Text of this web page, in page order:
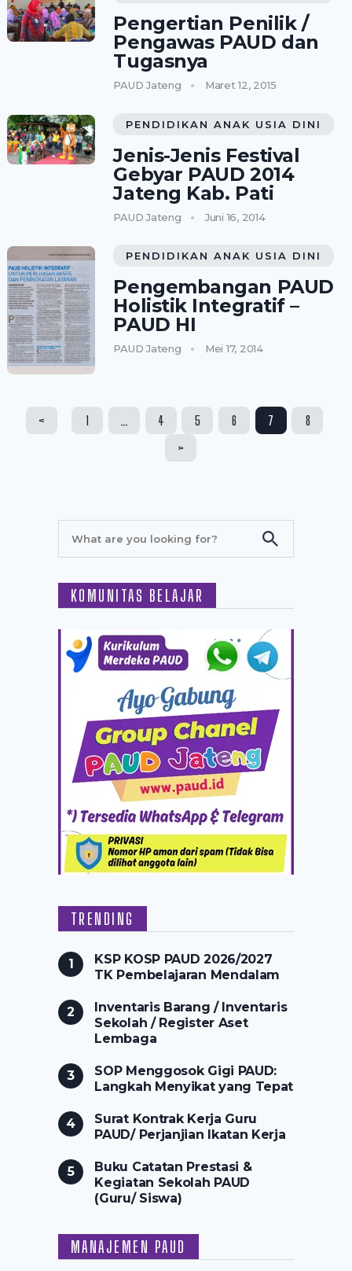
Pengertian Penilik /
Pengawas PAUD dan
Tugasnya
PAUD Jateng Maret 12, 2015
PENDIDIKAN ANAK USIA DINI
Jenis-Jenis Festival
Gebyar PAUD 2014
Jateng Kab. Pati
PAUD Jateng Juni 16, 2014
PENDIDIKAN ANAK USIA DINI
Pengembangan PAUD
Holistik Integratif –
PAUD HI
PAUD Jateng Mei 17, 2014
Paginasi
< 1 4 5 6 7
8
>
KOMUNITAS BELAJAR
TRENDING
KSP KOSP PAUD 2026/2027
TK Pembelajaran Mendalam
Inventaris Barang / Inventaris
Sekolah / Register Aset
Lembaga
SOP Menggosok Gigi PAUD:
Langkah Menyikat yang Tepat
Surat Kontrak Kerja Guru
PAUD/ Perjanjian Ikatan Kerja
Buku Catatan Prestasi &
Kegiatan Sekolah PAUD
(Guru/ Siswa)
MANAJEMEN PAUD